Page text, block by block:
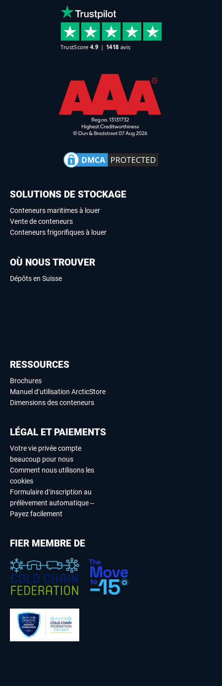
SOLUTIONS DE STOCKAGE
Conteneurs maritimes à louer
Vente de conteneurs
Conteneurs frigorifiques à louer
OÙ NOUS TROUVER
Dépôts en Suisse
RESSOURCES
Brochures
Manuel d’utilisation ArcticStore
Dimensions des conteneurs
LÉGAL ET PAIEMENTS
Votre vie privée compte
beaucoup pour nous
Comment nous utilisons les
cookies
Formulaire d’inscription au
prélèvement automatique –
Payez facilement
FIER MEMBRE DE